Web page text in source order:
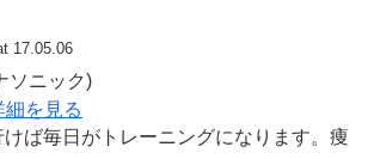
17.05.06
ソニック)
を見る
ば毎日がトレーニングになります。痩